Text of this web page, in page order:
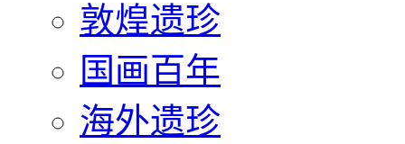
敦煌遗珍
国画百年
海外遗珍